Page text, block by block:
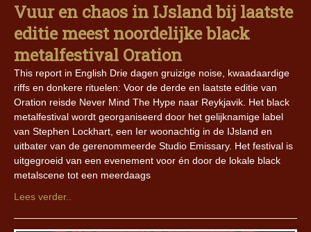
Vuur en chaos in IJsland bij laatste
editie meest noordelijke black
metalfestival Oration
This report in English Drie dagen gruizige noise, kwaadaardige
riffs en donkere rituelen: Voor de derde en laatste editie van
Oration reisde Never Mind The Hype naar Reykjavik. Het black
metalfestival wordt georganiseerd door het gelijknamige label
van Stephen Lockhart, een Ier woonachtig in de IJsland en
uitbater van de gerenommeerde Studio Emissary. Het festival is
uitgegroeid van een evenement voor én door de lokale black
metalscene tot een meerdaags
Lees verder..